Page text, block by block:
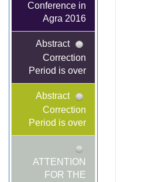
Conference in
Agra 2016
Abstract
Correction
Period is over
Abstract
Correction
Period is over
ATTENTION
FOR THE